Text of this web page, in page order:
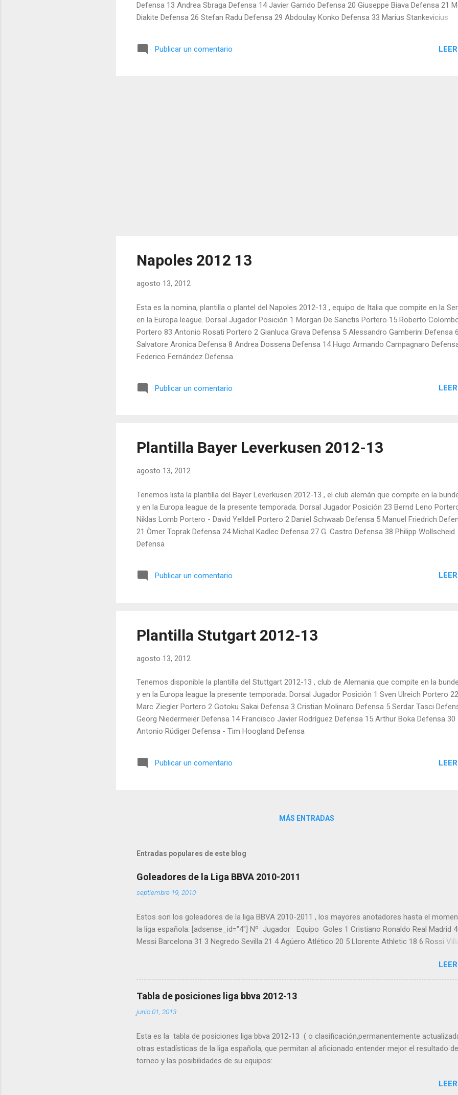
Defensa 13 Andrea Sbraga Defensa 14 Javier Garrido Defensa 20 Giuseppe Biava Defensa 21
Diakite Defensa 26 Stefan Radu Defensa 29 Abdoulay Konko Defensa 33 Marius Stankevicius
Publicar un comentario
Napoles 2012 13
agosto 13, 2012
Esta es la nomina, plantilla o plantel del Napoles 2012-13 , equipo de Italia que compite en la
en la Europa league. Dorsal Jugador Posición 1 Morgan De Sanctis Portero 15 Roberto
Portero 83 Antonio Rosati Portero 2 Gianluca Grava Defensa 5 Alessandro Gamberini Defensa 6
Salvatore Aronica Defensa 8 Andrea Dossena Defensa 14 Hugo Armando Campagnaro
Federico Fernández Defensa
Publicar un comentario
Plantilla Bayer Leverkusen 2012-13
agosto 13, 2012
Tenemos lista la plantilla del Bayer Leverkusen 2012-13 , el club alemán que compite en la
y en la Europa league de la presente temporada. Dorsal Jugador Posición 23 Bernd Leno
Niklas Lomb Portero - David Yelldell Portero 2 Daniel Schwaab Defensa 5 Manuel Friedrich
21 Ömer Toprak Defensa 24 Michal Kadlec Defensa 27 G. Castro Defensa 38 Philipp Wollscheid
Defensa
Publicar un comentario
Plantilla Stutgart 2012-13
agosto 13, 2012
Tenemos disponible la plantilla del Stuttgart 2012-13 , club de Alemania que compite en la
y en la Europa league la presente temporada. Dorsal Jugador Posición 1 Sven Ulreich Portero 22
Marc Ziegler Portero 2 Gotoku Sakai Defensa 3 Cristian Molinaro Defensa 5 Serdar Tasci
Georg Niedermeier Defensa 14 Francisco Javier Rodríguez Defensa 15 Arthur Boka Defensa 30
Antonio Rüdiger Defensa - Tim Hoogland Defensa
Publicar un comentario
MÁS ENTRADAS
Entradas populares de este blog
Goleadores de la Liga BBVA 2010-2011
septiembre 19, 2010
Estos son los goleadores de la liga BBVA 2010-2011 , los mayores anotadores hasta el
la liga española: [adsense_id="4"] Nº Jugador Equipo Goles 1 Cristiano Ronaldo Real Madrid
Messi Barcelona 31 3 Negredo Sevilla 21 4 Agüero Atlético 20 5 Llorente Athletic 18 6 Rossi
Caicedo Levante 13 12 Kanouté Sevilla 13 13 Osvaldo Espanyol 13 14 Pedro Barcelona 13 15
Trezeguet Hércules 12 16 Nilmar Villarreal 11 17 Webó Mallorca 11 18 Aduriz Valencia 10 19
Zaragoza 10 20 Higuaín Real Madrid 10 21 Baptista Málaga 9 22 Diego Castro Sporting 9 23 Manu
Getafe 9 24 Adrián Deportivo 8 25 Colunga Getafe 8 26 Forlán Atlético 8 27 Iniesta Barcelona 8
Luis Fabiano Sao Paulo 8 29 Mata Valencia 8 30 Piatti Almería 8 31 Rosenberg Racing 8 32 Stuani
Almería 7 37 Kennedy Racing 7...
Tabla de posiciones liga bbva 2012-13
junio 01, 2013
Esta es la tabla de posiciones liga bbva 2012-13 ( o clasificación,permanentemente
otras estadísticas de la liga española, que permitan al aficionado entender mejor el resultado
torneo y las posibilidades de su equipos: